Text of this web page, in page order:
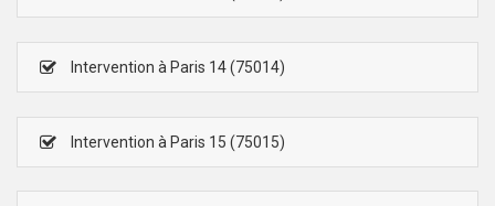
Intervention à Paris 14 (75014)
Intervention à Paris 15 (75015)